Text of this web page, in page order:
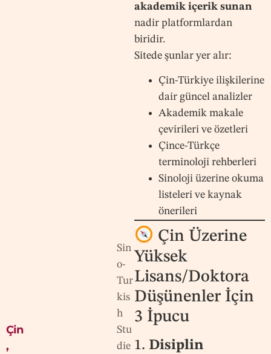
Çin
,
Sin
o-
Tur
kis
h
Stu
die
akademik içerik sunan
nadir platformlardan
biridir.
Sitede şunlar yer alır:
Çin-Türkiye ilişkilerine
dair güncel analizler
Akademik makale
çevirileri ve özetleri
Çince-Türkçe
terminoloji rehberleri
Sinoloji üzerine okuma
listeleri ve kaynak
önerileri
Çin Üzerine
Yüksek
Lisans/Doktora
Düşünenler İçin
3 İpucu
1. Disiplin